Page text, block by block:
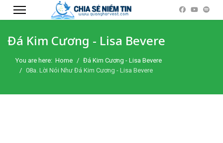
Đá Kim Cương - Lisa Bevere
You are here: Home
Đá Kim Cương - Lisa Bevere
08a. Lời Nói Như Đá Kim Cương - Lisa Bevere